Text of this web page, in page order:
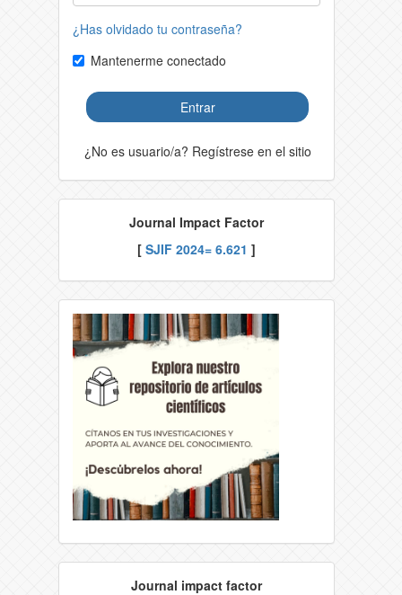
¿Has olvidado tu contraseña?
Mantenerme conectado
Entrar
¿No es usuario/a? Regístrese en el sitio
Journal Impact Factor
[ SJIF 2024= 6.621 ]
Journal impact factor